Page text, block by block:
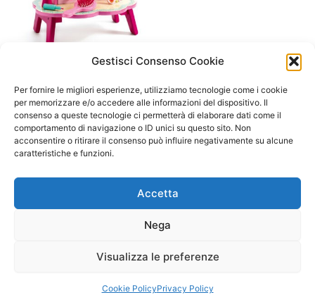
Gestisci Consenso Cookie
Per fornire le migliori esperienze, utilizziamo tecnologie come i cookie
per memorizzare e/o accedere alle informazioni del dispositivo. Il
consenso a queste tecnologie ci permetterà di elaborare dati come il
comportamento di navigazione o ID unici su questo sito. Non
acconsentire o ritirare il consenso può influire negativamente su alcune
caratteristiche e funzioni.
Accetta
Nega
Visualizza le preferenze
Cookie PolicyPrivacy Policy
Specchiera – Flora dressing
table- da 3 + – Djeco
43,90€
Aggiungi al carrello
Copyright © 2026 Il Gatto Blu Giochi educativi Montessori e